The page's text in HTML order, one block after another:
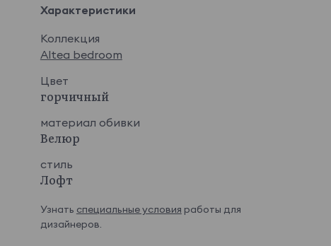
Характеристики
Коллекция
Altea bedroom
Цвет
горчичный
материал обивки
Велюр
стиль
Лофт
Узнать специальные условия работы для
дизайнеров.